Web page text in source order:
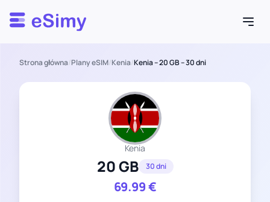
Esimy
Strona główna/Plany eSIM/Kenia/Kenia – 20 GB – 30 dni
Kenia
20 GB 30 dni
69.99€